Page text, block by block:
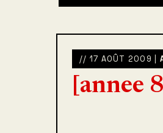
// 17 AOÛT 2009 |
[annee